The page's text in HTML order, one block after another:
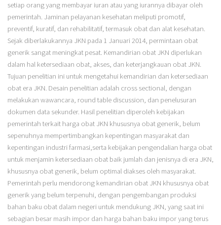
setiap orang yang membayar iuran atau yang iurannya dibayar oleh
pemerintah. Jaminan pelayanan kesehatan meliputi promotif,
preventif, kuratif, dan rehabilitatif, termasuk obat dan alat kesehatan.
Sejak diberlakukannya JKN pada 1 Januari 2014, permintaan obat
generik sangat meningkat pesat. Kemandirian obat JKN diperlukan
dalam hal ketersediaan obat, akses, dan keterjangkauan obat JKN.
Tujuan penelitian ini untuk mengetahui kemandirian dan ketersediaan
obat era JKN. Desain penelitian adalah cross sectional, dengan
melakukan wawancara, round table discussion, dan penelusuran
dokumen data sekunder. Hasil penelitian diperoleh kebijakan
pemerintah terkait harga obat JKN khususnya obat generik, belum
sepenuhnya mempertimbangkan kepentingan masyarakat dan
kepentingan industri farmasi,serta kebijakan pengendalian harga obat
untuk menjamin ketersediaan obat baik jumlah dan jenisnya di era JKN,
khususnya obat generik, belum optimal diakses oleh masyarakat.
Pemerintah perlu mendorong kemandirian obat JKN khususnya obat
generik yang belum terpenuhi, dengan pengembangan produksi
bahan baku obat dalam negeri untuk mendukung JKN, yang saat ini
sebagian besar masih impor dan harga bahan baku impor yang terus